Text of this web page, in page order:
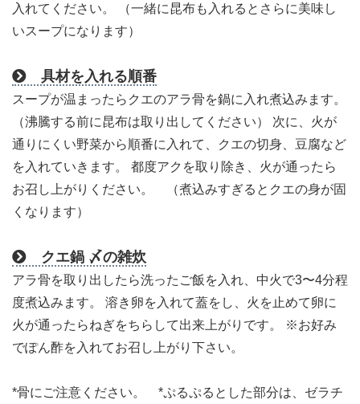
入れてください。 （一緒に昆布も入れるとさらに美味し
いスープになります）
具材を入れる順番
スープが温まったらクエのアラ骨を鍋に入れ煮込みます。
（沸騰する前に昆布は取り出してください） 次に、火が
通りにくい野菜から順番に入れて、クエの切身、豆腐など
を入れていきます。 都度アクを取り除き、火が通ったら
お召し上がりください。 （煮込みすぎるとクエの身が固
くなります）
クエ鍋 〆の雑炊
アラ骨を取り出したら洗ったご飯を入れ、中火で3〜4分程
度煮込みます。 溶き卵を入れて蓋をし、火を止めて卵に
火が通ったらねぎをちらして出来上がりです。 ※お好み
でぽん酢を入れてお召し上がり下さい。
*骨にご注意ください。 *ぷるぷるとした部分は、ゼラチ